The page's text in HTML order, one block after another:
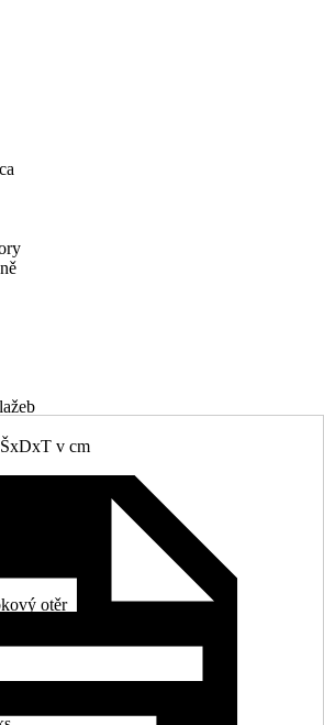
v cm
cm
otěr